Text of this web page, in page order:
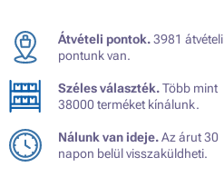
Átvételi pontok.3981 átvételi
pontunk van.
Széles választék.Több mint
38000 terméket kínálunk.
Nálunk van ideje.Az árut 30
napon belül visszaküldheti.